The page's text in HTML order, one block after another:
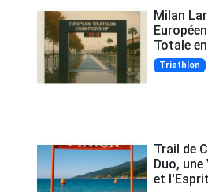
Milan
Totale
Triathlon
Trail de
Duo,
et